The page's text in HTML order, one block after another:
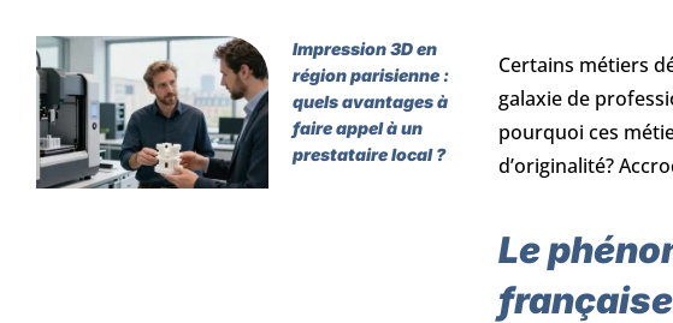
Impression 3D en
région parisienne :
quels avantages à
faire appel à un
prestataire local ?
Certains métiers
galaxie de
pourquoi ces
d’originalité?
Le
française